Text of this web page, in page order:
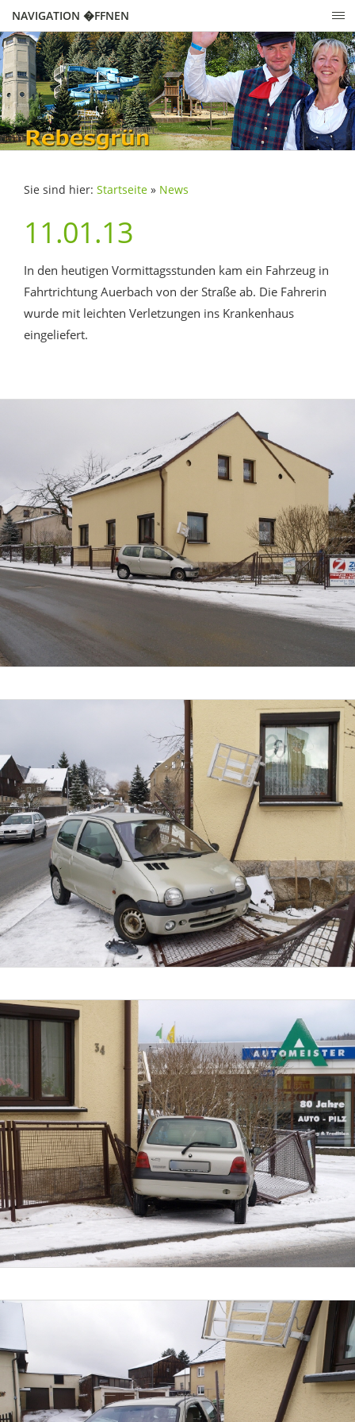
NAVIGATION �FFNEN
Sie sind hier: Startseite » News
11.01.13
In den heutigen Vormittagsstunden kam ein Fahrzeug in
Fahrtrichtung Auerbach von der Straße ab. Die Fahrerin
wurde mit leichten Verletzungen ins Krankenhaus
eingeliefert.